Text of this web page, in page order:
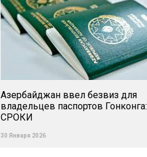
Азербайджан ввел безвиз для
владельцев паспортов Гонконга:
СРОКИ
30 Января 2026